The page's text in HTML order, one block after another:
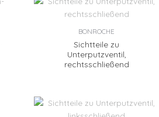
BONROCHE
Sichtteile zu
Unterputzventil,
rechtsschließend